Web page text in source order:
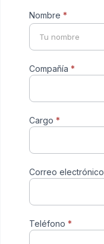
Formulario
de
contacto
Nombre *
Nombre
Compañía *
Cargo *
Correo electrónico
Teléfono *